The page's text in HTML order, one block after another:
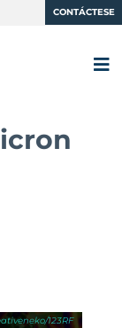
CONTÁCTESE
123RF